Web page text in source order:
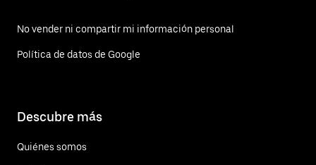
No vender ni compartir mi información personal
Política de datos de Google
Descubre más
Quiénes somos